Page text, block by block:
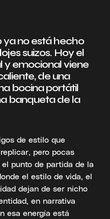
ya no está hecho
suizos. Hoy el
y emocional viene
de una
bocina portátil
banqueta de la
de estilo que
pero pocas
punto de partida de la
el estilo de vida, el
dejan de ser nicho
en narrativa
esa energía está